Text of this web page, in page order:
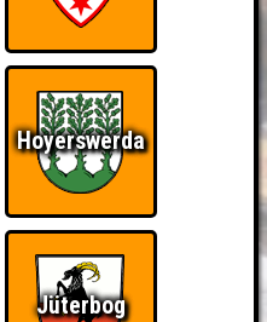
Hoyerswerda
Jüterbog